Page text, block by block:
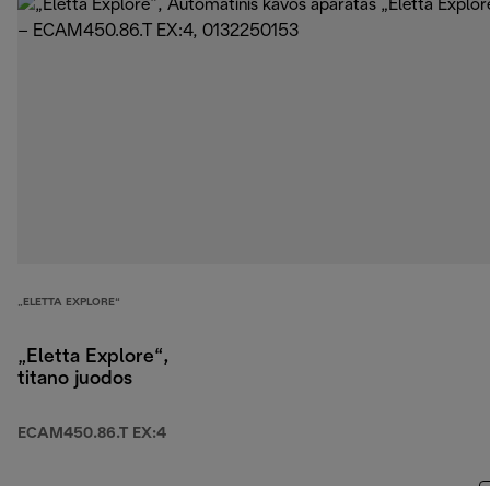
„ELETTA EXPLORE“
„Eletta Explore“,
titano juodos
ECAM450.86.T EX:4